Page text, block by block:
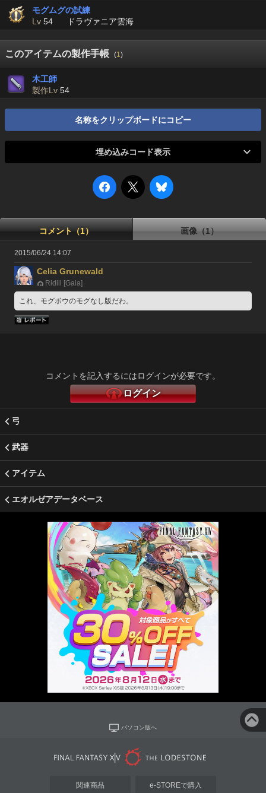
モグムグの試練
Lv 54 ドラヴァニア雲海
このアイテムの製作手帳 (1)
木工師
製作Lv 54
名称をクリップボードにコピー
埋め込みコード表示
コメント（1） 画像（1）
2015/06/24 14:07
Celia Grunewald
Ridill [Gaia]
これ、モグボウのモグなし版だわ。
コメントを記入するにはログインが必要です。
ログイン
弓
武器
アイテム
エオルゼアデータベース
パソコン版へ
関連商品 e-STOREで購入